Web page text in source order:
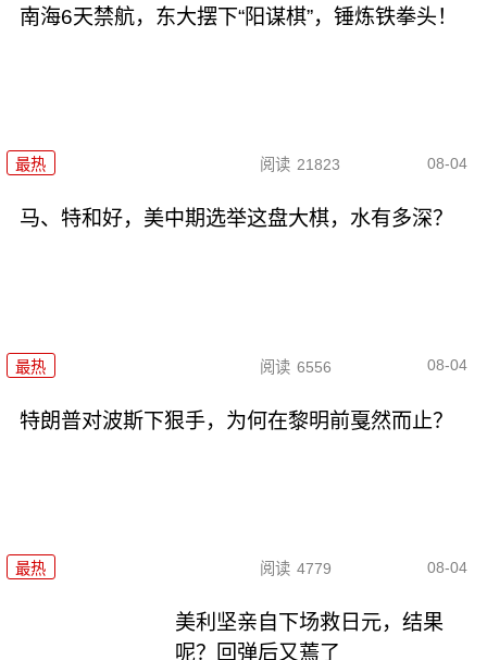
南海6天禁航，东大摆下“阳谋棋”，锤炼铁拳头！
最热 阅读 21823 08-04
马、特和好，美中期选举这盘大棋，水有多深？
最热 阅读 6556 08-04
特朗普对波斯下狠手，为何在黎明前戛然而止？
最热 阅读 4779 08-04
美利坚亲自下场救日元，结果
呢？回弹后又蔫了